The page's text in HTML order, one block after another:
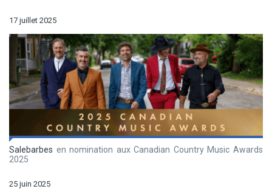
17 juillet 2025
Salebarbes en nomination aux Canadian Country Music Awards
2025
25 juin 2025